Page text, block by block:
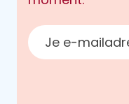
E-mailadres